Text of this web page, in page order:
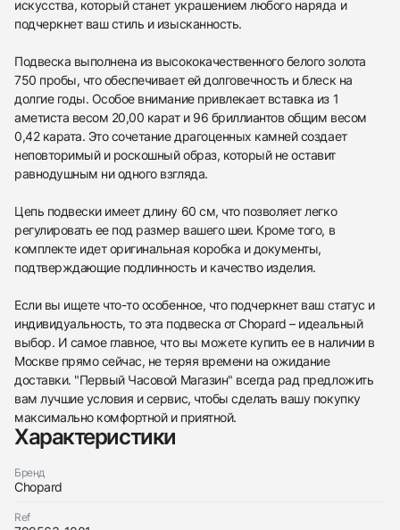
искусства, который станет украшением любого наряда и
подчеркнет ваш стиль и изысканность.
Подвеска выполнена из высококачественного белого золота
750 пробы, что обеспечивает ей долговечность и блеск на
долгие годы. Особое внимание привлекает вставка из 1
аметиста весом 20,00 карат и 96 бриллиантов общим весом
0,42 карата. Это сочетание драгоценных камней создает
неповторимый и роскошный образ, который не оставит
равнодушным ни одного взгляда.
Цепь подвески имеет длину 60 см, что позволяет легко
регулировать ее под размер вашего шеи. Кроме того, в
комплекте идет оригинальная коробка и документы,
подтверждающие подлинность и качество изделия.
Если вы ищете что-то особенное, что подчеркнет ваш статус и
индивидуальность, то эта подвеска от Chopard – идеальный
выбор. И самое главное, что вы можете купить ее в наличии в
Москве прямо сейчас, не теряя времени на ожидание
доставки. "Первый Часовой Магазин" всегда рад предложить
вам лучшие условия и сервис, чтобы сделать вашу покупку
максимально комфортной и приятной.
Характеристики
Бренд
Chopard
Ref